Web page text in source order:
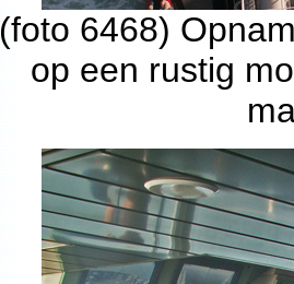
(foto 6468)
op een rustig